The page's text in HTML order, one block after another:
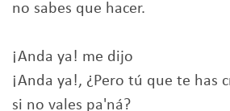
no sabes que hacer.
¡Anda ya! me dijo
¡Anda ya!, ¿Pero tú que te has
si no vales pa'ná?